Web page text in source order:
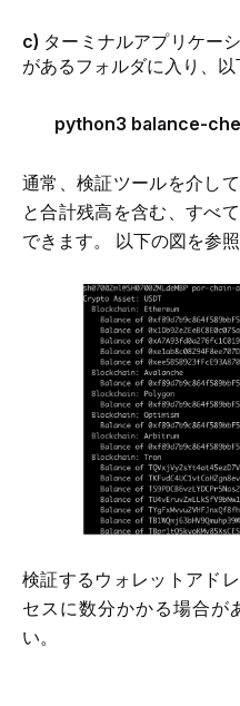
c) ターミナルアプリケー
があるフォルダに入り、以
python3 balance-
通常、検証ツールを介し
と合計残高を含む、すべ
できます。 以下の図を参
検証するウォレットアド
セスに数分かかる場合が
い。